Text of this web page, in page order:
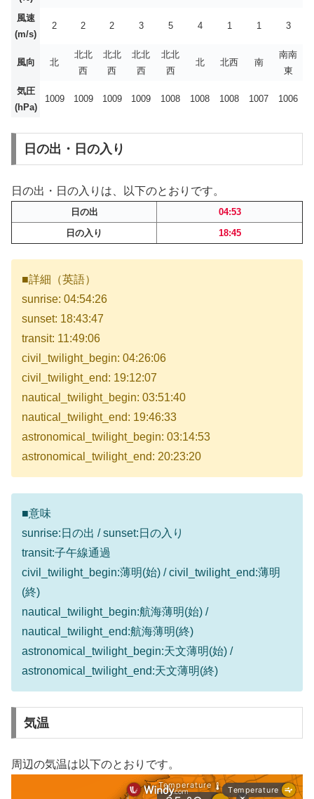
風速
(m/s)
2 2 2 3 5 4 1 1 3
風向 北
北北
西
北北
西
北北
西
北北
西
北 北西 南
南南
東
気圧
(hPa)
1009 1009 1009 1009 1008 1008 1008 1007 1006
日の出・日の入り
日の出・日の入りは、以下のとおりです。
日の出
04:53
日の入り
18:45
■詳細（英語）
sunrise: 04:54:26
sunset: 18:43:47
transit: 11:49:06
civil_twilight_begin: 04:26:06
civil_twilight_end: 19:12:07
nautical_twilight_begin: 03:51:40
nautical_twilight_end: 19:46:33
astronomical_twilight_begin: 03:14:53
astronomical_twilight_end: 20:23:20
■意味
sunrise:日の出 / sunset:日の入り
transit:子午線通過
civil_twilight_begin:薄明(始) / civil_twilight_end:薄明
(終)
nautical_twilight_begin:航海薄明(始) /
nautical_twilight_end:航海薄明(終)
astronomical_twilight_begin:天文薄明(始) /
astronomical_twilight_end:天文薄明(終)
気温
周辺の気温は以下のとおりです。